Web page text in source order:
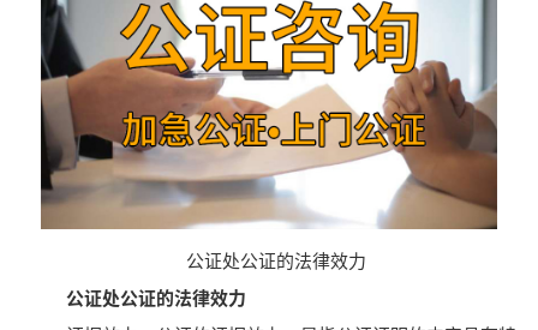
公证处公证的法律效力
公证处公证的法律效力